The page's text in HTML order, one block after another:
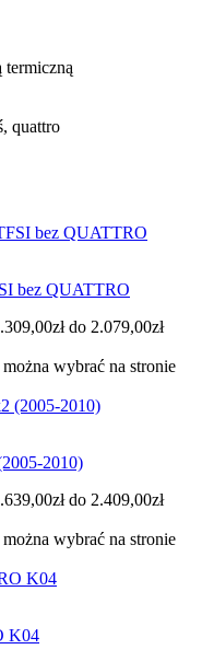
termiczną
quattro
bez QUATTRO
do 2.079,00zł
wybrać na stronie
2010)
do 2.409,00zł
wybrać na stronie
K04